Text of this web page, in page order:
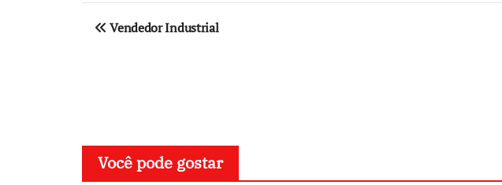
Navegação
Vendedor Industrial
Você pode gostar